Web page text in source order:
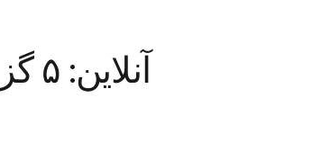
درمان رایگان BV آنلاین: ۵ گزینه (مدیکید + کلینیک‌ها)